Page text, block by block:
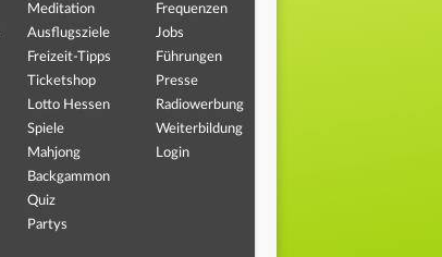
Meditation
Ausflugsziele
Freizeit-Tipps
Ticketshop
Lotto Hessen
Spiele
Mahjong
Backgammon
Quiz
Partys
Frequenzen
Jobs
Führungen
Presse
Radiowerbung
Weiterbildung
Login